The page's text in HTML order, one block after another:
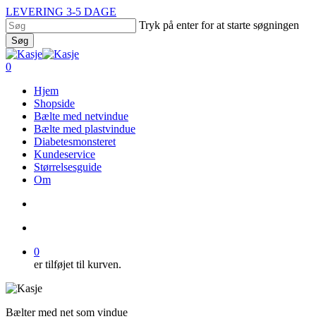
Skip
to
main
content
LEVERING 3-5 DAGE
Tryk på enter for at starte søgningen
Søg
Close
Search
search
account
0
Hjem
Shopside
Bælte med netvindue
Bælte med plastvindue
Diabetesmonsteret
Kundeservice
Størrelsesguide
Om
0
er tilføjet til kurven.
Bælter med net som vindue